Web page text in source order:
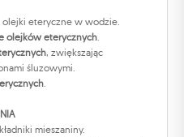
olejki eteryczne w wodzie.
olejków eterycznych
, zwiększając
śluzowymi.
mieszaniny.